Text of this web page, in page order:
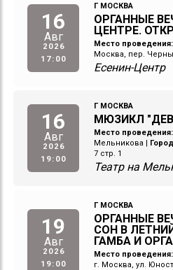
16
Авг
2026
17:00
Г МОСКВА
ОРГАННЫЕ
ЦЕНТРЕ.
Место проведения:
Москва, пер.
Есенин-Центр
16
Авг
2026
19:00
Г МОСКВА
МЮЗИКЛ
Место проведения:
Мельникова |
7 стр. 1
Театр на
19
Авг
2026
19:00
Г МОСКВА
ОРГАННЫЕ
СОН В
ГАМБА И
Место проведения:
г. Москва, ул.